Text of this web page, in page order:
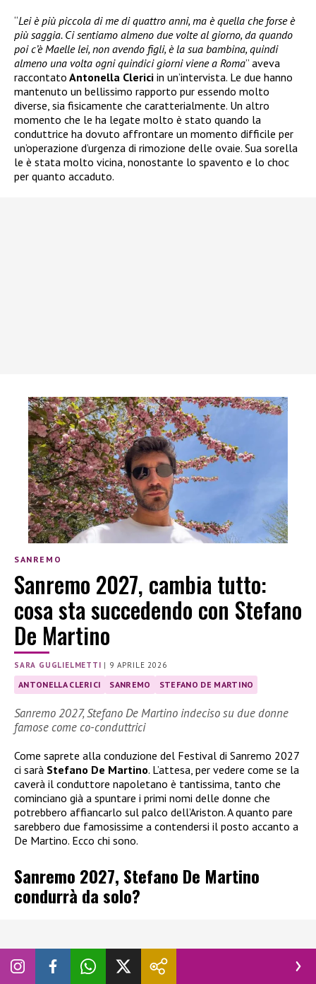
“Lei è più piccola di me di quattro anni, ma è quella che forse è
più saggia. Ci sentiamo almeno due volte al giorno, da quando
poi c’è Maelle lei, non avendo figli, è la sua bambina, quindi
almeno una volta ogni quindici giorni viene a Roma” aveva
raccontato Antonella Clerici in un’intervista. Le due hanno
mantenuto un bellissimo rapporto pur essendo molto
diverse, sia fisicamente che caratterialmente. Un altro
momento che le ha legate molto è stato quando la
conduttrice ha dovuto affrontare un momento difficile per
un’operazione d’urgenza di rimozione delle ovaie. Sua sorella
le è stata molto vicina, nonostante lo spavento e lo choc
per quanto accaduto.
SANREMO
Sanremo 2027, cambia tutto:
cosa sta succedendo con Stefano
De Martino
SARA GUGLIELMETTI | 9 APRILE 2026
ANTONELLA CLERICI SANREMO STEFANO DE MARTINO
Sanremo 2027, Stefano De Martino indeciso su due donne
famose come co-conduttrici
Come saprete alla conduzione del Festival di Sanremo 2027
ci sarà Stefano De Martino. L’attesa, per vedere come se la
caverà il conduttore napoletano è tantissima, tanto che
cominciano già a spuntare i primi nomi delle donne che
potrebbero affiancarlo sul palco dell’Ariston. A quanto pare
sarebbero due famosissime a contendersi il posto accanto a
De Martino. Ecco chi sono.
Sanremo 2027, Stefano De Martino
condurrà da solo?